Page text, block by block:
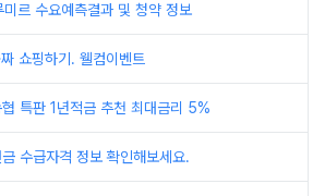
미르 수요예측결과 및 청약 정보
쇼핑하기. 웰컴이벤트
협 특판 1년적금 추천 최대금리 5%
수급자격 정보 확인해보세요.